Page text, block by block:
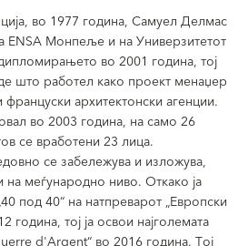
во 1977 година, Самуел Делмас
ENSA Монпеље и на Универзитетот
во 2001 година, тој
што работел како проект менаџер
архитектонски агенции.
во 2003 година, на само 26
се вработени 23 лица.
се забележува и изложува,
на меѓународно ниво. Откако ја
под 40“ на натпреварот „Европски
година, тој ја освои најголемата